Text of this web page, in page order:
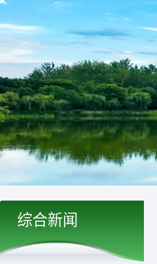
综合新闻